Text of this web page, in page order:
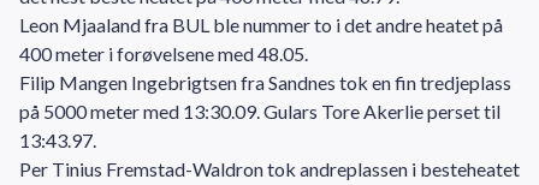
Leon Mjaaland fra BUL ble nummer to i det andre heatet på
400 meter i forøvelsene med 48.05.
Filip Mangen Ingebrigtsen fra Sandnes tok en fin tredjeplass
på 5000 meter med 13:30.09. Gulars Tore Akerlie perset til
13:43.97.
Per Tinius Fremstad-Waldron tok andreplassen i besteheatet